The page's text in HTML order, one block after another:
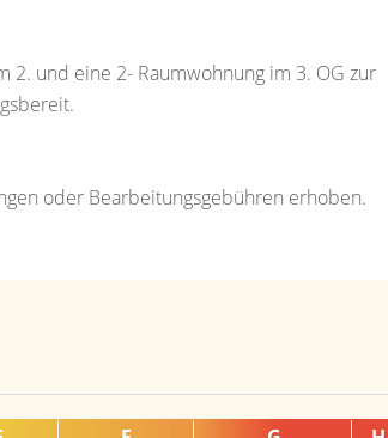
2. und eine 2- Raumwohnung im 3. OG zur
oder Bearbeitungsgebühren erhoben.